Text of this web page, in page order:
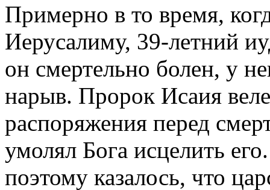
Примерно в то время,
Иерусалиму, 39-летний
он смертельно болен, у
нарыв. Пророк Исаия
распоряжения перед
умолял Бога исцелить
поэтому казалось, что